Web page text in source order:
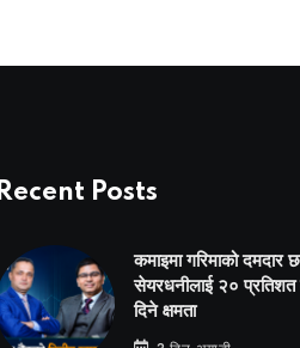
Recent Posts
कमाइमा गरिमाको दमदार
सेयरधनीलाई २० प्रतिशत
दिने क्षमता